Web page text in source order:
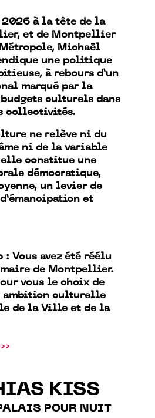
2026 à la tête de la
et de Montpellier
Michaël
une politique
à rebours d’un
marqué par la
culturels dans
collectivités.
ne relève ni du
ni de la variable
elle constitue une
démocratique,
un levier de
et
: Vous avez été réélu
de Montpellier.
vous le choix de
ambition culturelle
de la Ville et de la
KISS
POUR NUIT